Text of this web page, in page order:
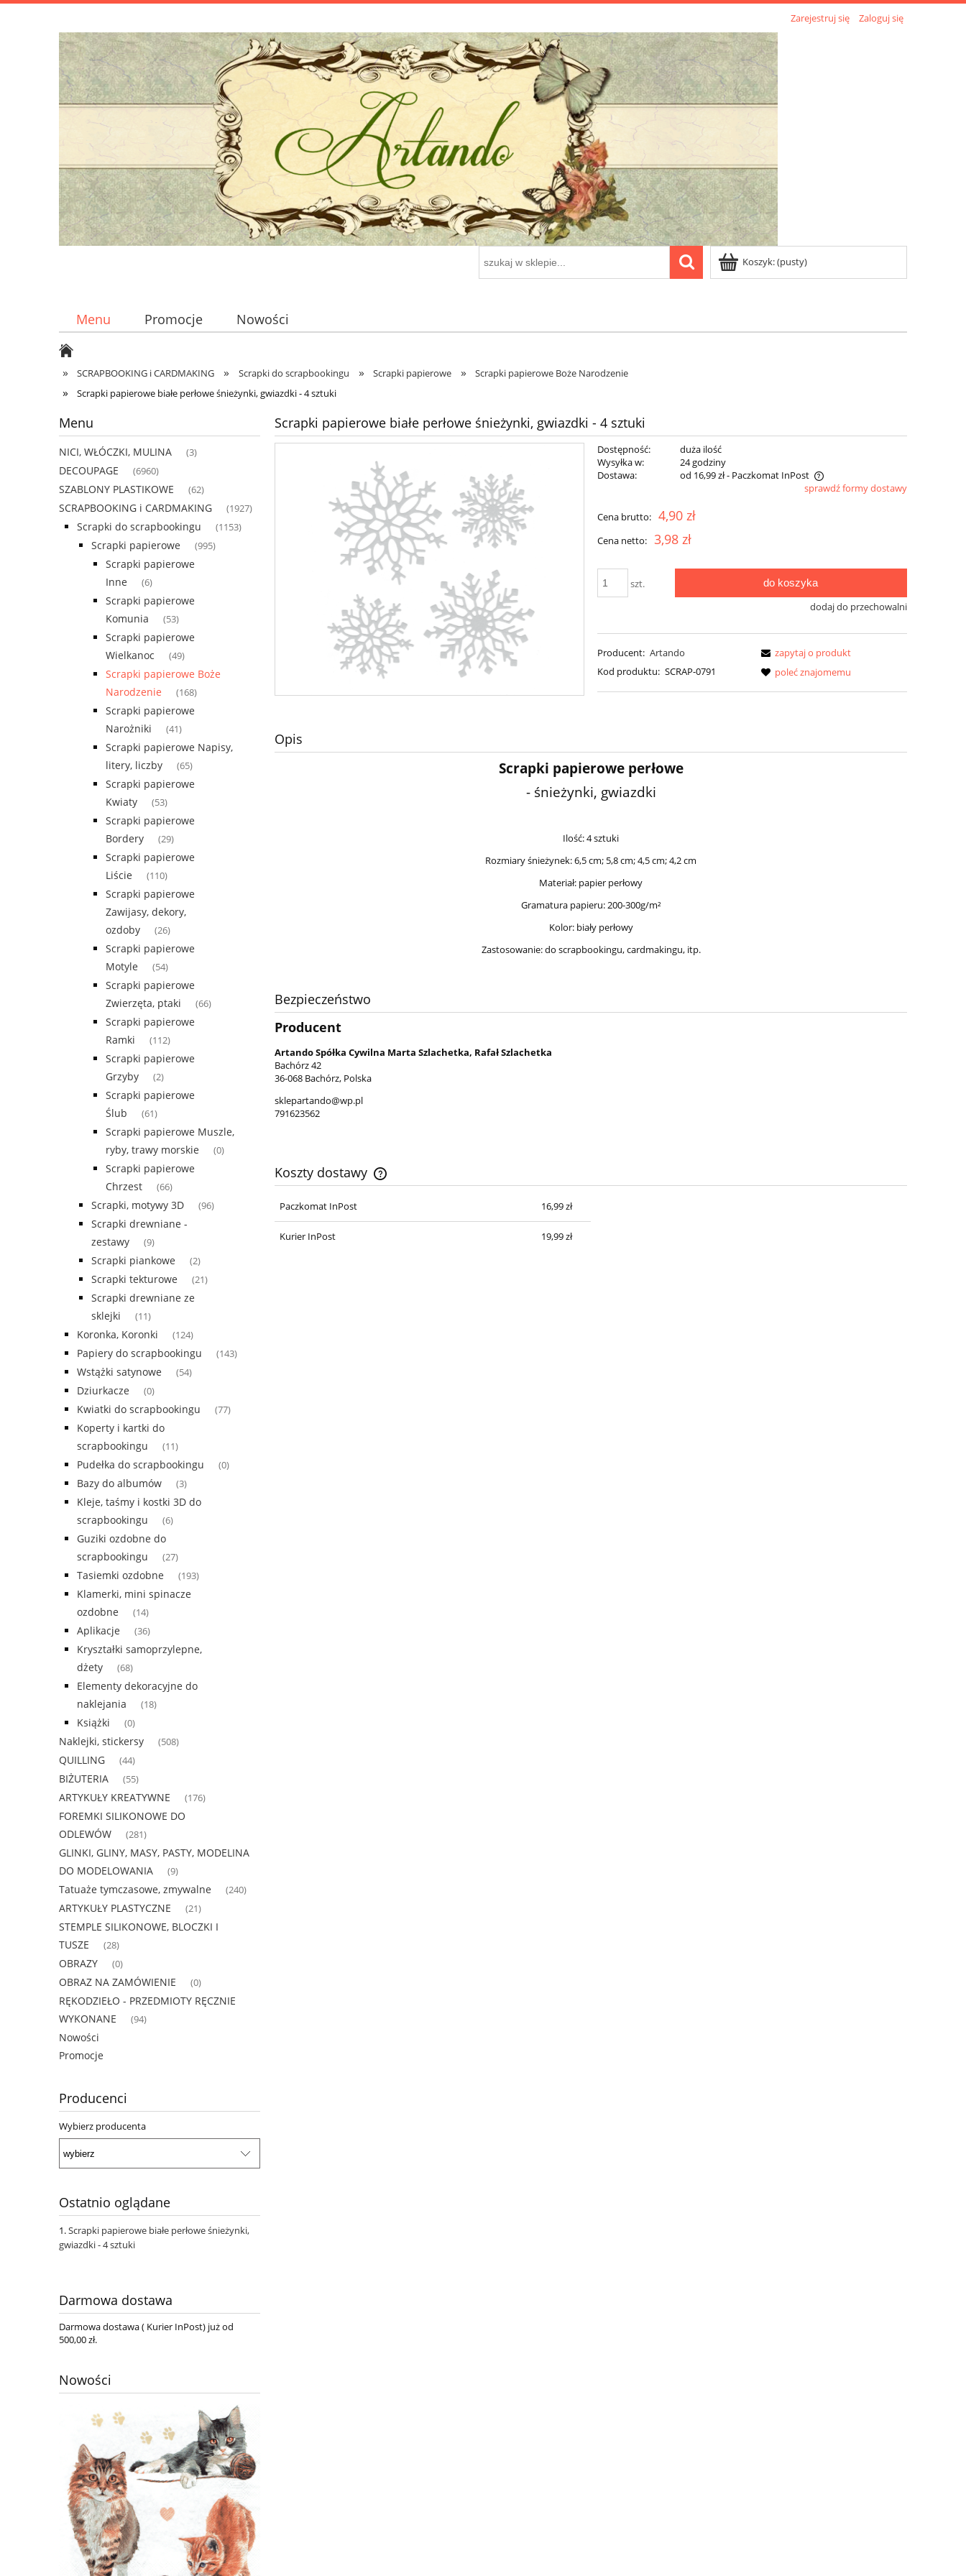
Zarejestruj się Zaloguj się
Koszyk:(pusty)
Menu Promocje Nowości
» SCRAPBOOKING i CARDMAKING » Scrapki do scrapbookingu » Scrapki papierowe » Scrapki papierowe Boże Narodzenie
» Scrapki papierowe białe perłowe śnieżynki, gwiazdki - 4 sztuki
Menu
NICI, WŁÓCZKI, MULINA (3)
DECOUPAGE (6960)
SZABLONY PLASTIKOWE (62)
SCRAPBOOKING i CARDMAKING (1927)
Scrapki do scrapbookingu (1153)
Scrapki papierowe (995)
Scrapki papierowe
Inne
(6)
Scrapki papierowe
Komunia
(53)
Scrapki papierowe
Wielkanoc
(49)
Scrapki papierowe Boże
Narodzenie
(168)
Scrapki papierowe
Narożniki
(41)
Scrapki papierowe Napisy,
litery, liczby
(65)
Scrapki papierowe
Kwiaty
(53)
Scrapki papierowe
Bordery
(29)
Scrapki papierowe
Liście
(110)
Scrapki papierowe
Zawijasy, dekory,
ozdoby
(26)
Scrapki papierowe
Motyle
(54)
Scrapki papierowe
Zwierzęta, ptaki
(66)
Scrapki papierowe
Ramki
(112)
Scrapki papierowe
Grzyby
(2)
Scrapki papierowe
Ślub
(61)
Scrapki papierowe Muszle,
ryby, trawy morskie
(0)
Scrapki papierowe
Chrzest
(66)
Scrapki, motywy 3D (96)
Scrapki drewniane -
zestawy
(9)
Scrapki piankowe (2)
Scrapki tekturowe (21)
Scrapki drewniane ze
sklejki
(11)
Koronka, Koronki (124)
Papiery do scrapbookingu (143)
Wstążki satynowe (54)
Dziurkacze (0)
Kwiatki do scrapbookingu (77)
Koperty i kartki do
scrapbookingu
(11)
Pudełka do scrapbookingu (0)
Bazy do albumów (3)
Kleje, taśmy i kostki 3D do
scrapbookingu
(6)
Guziki ozdobne do
scrapbookingu
(27)
Tasiemki ozdobne (193)
Klamerki, mini spinacze
ozdobne
(14)
Aplikacje (36)
Kryształki samoprzylepne,
dżety
(68)
Elementy dekoracyjne do
naklejania
(18)
Książki (0)
Naklejki, stickersy (508)
QUILLING (44)
BIŻUTERIA (55)
ARTYKUŁY KREATYWNE (176)
FOREMKI SILIKONOWE DO
ODLEWÓW
(281)
GLINKI, GLINY, MASY, PASTY, MODELINA
DO MODELOWANIA
(9)
Tatuaże tymczasowe, zmywalne (240)
ARTYKUŁY PLASTYCZNE (21)
STEMPLE SILIKONOWE, BLOCZKI I
TUSZE
(28)
OBRAZY (0)
OBRAZ NA ZAMÓWIENIE (0)
RĘKODZIEŁO - PRZEDMIOTY RĘCZNIE
WYKONANE
(94)
Nowości
Promocje
Producenci
Wybierz producenta
Ostatnio oglądane
Scrapki papierowe białe perłowe śnieżynki,
gwiazdki - 4 sztuki
Darmowa dostawa
Darmowa dostawa ( Kurier InPost) już od
500,00 zł.
Nowości
Scrapki papierowe białe perłowe śnieżynki, gwiazdki - 4 sztuki
Dostępność:
duża ilość
Wysyłka w:
24 godziny
Dostawa:
od 16,99 zł- Paczkomat InPost
płatności
sprawdź formy dostawy
Cena brutto: 4,90 zł
Cena netto: 3,98 zł
szt. do koszyka
dodaj do przechowalni
Producent: Artando
Kod produktu: SCRAP-0791
zapytaj o produkt
poleć znajomemu
Opis
Scrapki papierowe perłowe
- śnieżynki, gwiazdki
Ilość: 4 sztuki
Rozmiary śnieżynek: 6,5 cm; 5,8 cm; 4,5 cm; 4,2 cm
Materiał: papier perłowy
Gramatura papieru: 200-300g/m²
Kolor: biały perłowy
Zastosowanie: do scrapbookingu, cardmakingu, itp.
Bezpieczeństwo
Producent
Artando Spółka Cywilna Marta Szlachetka, Rafał Szlachetka
Bachórz 42
36-068 Bachórz, Polska
sklepartando@wp.pl
791623562
Koszty dostawy
Cena nie zawiera ewentualnych kosztów
płatności
Paczkomat InPost 16,99 zł
Kurier InPost 19,99 zł